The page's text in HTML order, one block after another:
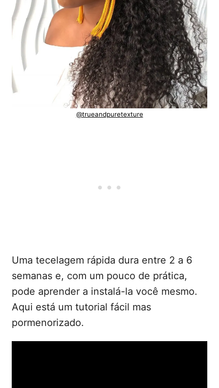
@trueandpuretexture
Uma tecelagem rápida dura entre 2 a 6
semanas e, com um pouco de prática,
pode aprender a instalá-la você mesmo.
Aqui está um tutorial fácil mas
pormenorizado.